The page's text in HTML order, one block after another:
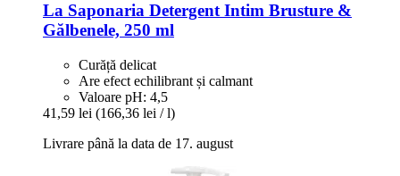
La Saponaria Detergent Intim Brusture &
Gălbenele, 250 ml
Curăță delicat
Are efect echilibrant și calmant
Valoare pH: 4,5
41,59 lei (166,36 lei / l)
Livrare până la data de 17. august